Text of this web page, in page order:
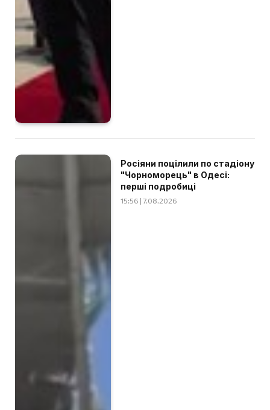
Росіяни поцілили по стадіону
"Чорноморець" в Одесі:
перші подробиці
15:56 | 7.08.2026